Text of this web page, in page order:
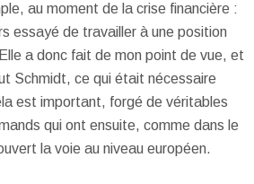
au moment de la crise financière :
essayé de travailler à une position
a donc fait de mon point de vue, et
Schmidt, ce qui était nécessaire
est important, forgé de véritables
qui ont ensuite, comme dans le
la voie au niveau européen.